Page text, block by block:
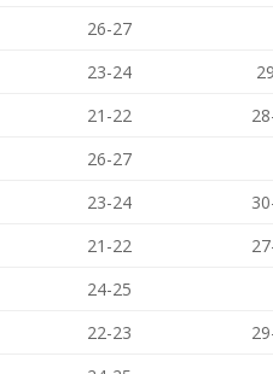
26-27
23-24
21-22
26-27
23-24
21-22
24-25
22-23